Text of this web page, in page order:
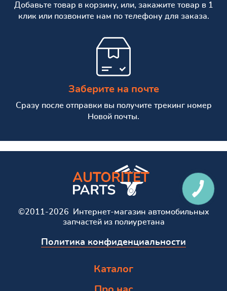
Добавьте товар в корзину, или, закажите товар в 1
клик или позвоните нам по телефону для заказа.
Заберите на почте
Сразу после отправки вы получите трекинг номер
Новой почты.
©2011-2026 Интернет-магазин автомобильных
запчастей из полиуретана
Политика конфиденциальности
Каталог